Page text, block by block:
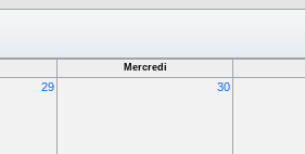
Mercredi
29 30